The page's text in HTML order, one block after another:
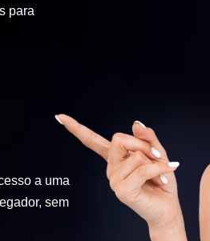
para
a uma
sem